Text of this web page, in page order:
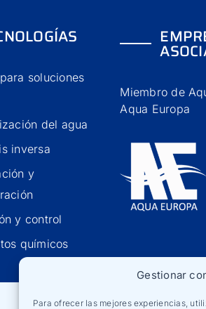
Gestionar
Para ofrecer las mejores experiencias,
soluciones
del agua
inversa
y
y control
químicos
Miembro de
Aqua Europa